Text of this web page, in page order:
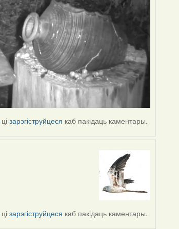
цізарэгіструйцеся каб пакідаць каментары.
цізарэгіструйцеся каб пакідаць каментары.